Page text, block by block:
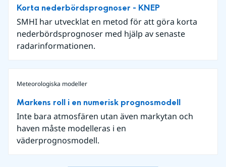
Korta nederbördsprognoser - KNEP
SMHI har utvecklat en metod för att göra korta
nederbördsprognoser med hjälp av senaste
radarinformationen.
Meteorologiska modeller
Markens roll i en numerisk prognosmodell
Inte bara atmosfären utan även markytan och
haven måste modelleras i en
väderprognosmodell.